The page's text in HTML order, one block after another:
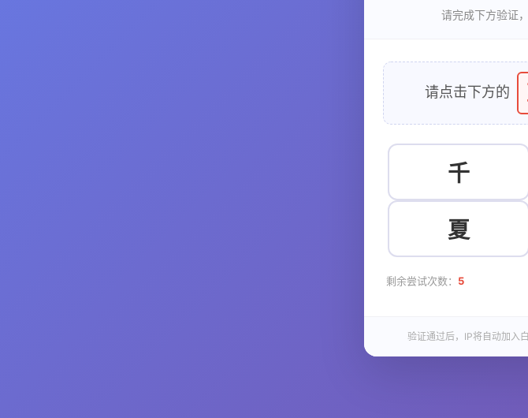
请完成下方验证
请点击下方的
千
夏
剩余尝试次数： 5
验证通过后，IP将自动加入